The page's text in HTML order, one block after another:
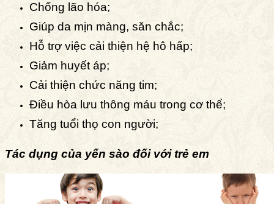
Chống lão hóa;
Giúp da mịn màng, săn chắc;
Hỗ trợ việc cải thiện hệ hô hấp;
Giảm huyết áp;
Cải thiện chức năng tim;
Điều hòa lưu thông máu trong cơ thể;
Tăng tuổi thọ con người;
Tác dụng của yến sào đối với trẻ em